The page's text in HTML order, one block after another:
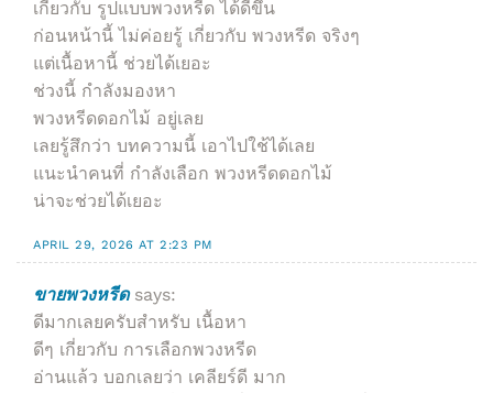
เกี่ยวกับ รูปแบบพวงหรีด ได้ดีขึ้น
ก่อนหน้านี้ ไม่ค่อยรู้ เกี่ยวกับ พวงหรีด จริงๆ
แต่เนื้อหานี้ ช่วยได้เยอะ
ช่วงนี้ กำลังมองหา
พวงหรีดดอกไม้ อยู่เลย
เลยรู้สึกว่า บทความนี้ เอาไปใช้ได้เลย
แนะนำคนที่ กำลังเลือก พวงหรีดดอกไม้
น่าจะช่วยได้เยอะ
APRIL 29, 2026 AT 2:23 PM
ขายพวงหรีด says:
ดีมากเลยครับสำหรับ เนื้อหา
ดีๆ เกี่ยวกับ การเลือกพวงหรีด
อ่านแล้ว บอกเลยว่า เคลียร์ดี มาก